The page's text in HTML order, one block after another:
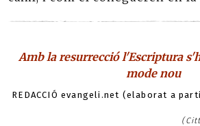
Amb la resurrecció l'Escriptura
mode nou
REDACCIÓ evangeli.net (elaborat a